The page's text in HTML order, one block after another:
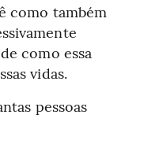
como também
como essa
vidas.
pessoas